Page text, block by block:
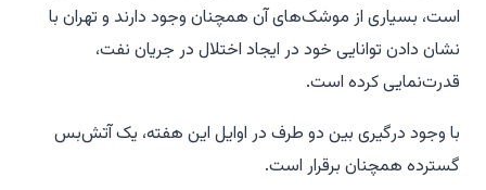
است، بسیاری از موشک‌های آن همچنان وجود دارند و تهران با
نشان دادن توانایی خود در ایجاد اختلال در جریان نفت،
قدرت‌نمایی کرده است.
با وجود درگیری بین دو طرف در اوایل این هفته، یک آتش‌بس
گسترده همچنان برقرار است.